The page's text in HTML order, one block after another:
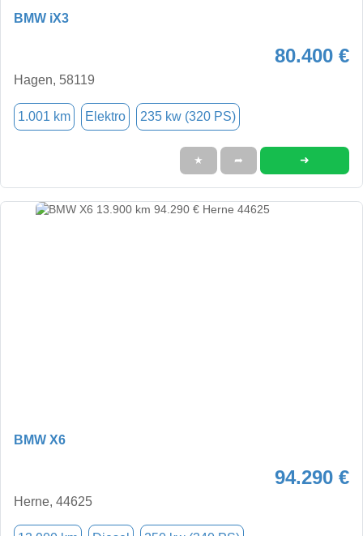
BMW iX3
80.400 €
Hagen, 58119
1.001 km Elektro 235 kw (320 PS)
★ ➦ ➜
BMW X6
94.290 €
Herne, 44625